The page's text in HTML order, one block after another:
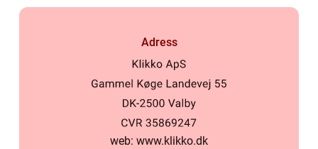
Adress
web: www.klikko.dk